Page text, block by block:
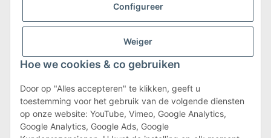
Configureer
Weiger
Hoe we cookies & co gebruiken
Door op "Alles accepteren" te klikken, geeft u
toestemming voor het gebruik van de volgende diensten
op onze website: YouTube, Vimeo, Google Analytics,
Google Analytics, Google Ads, Google
Meer informatie over verzending en retourneren
Algemene voorwaarden